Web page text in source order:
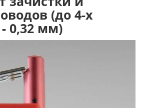
(до 4-х
- 0,32 мм)